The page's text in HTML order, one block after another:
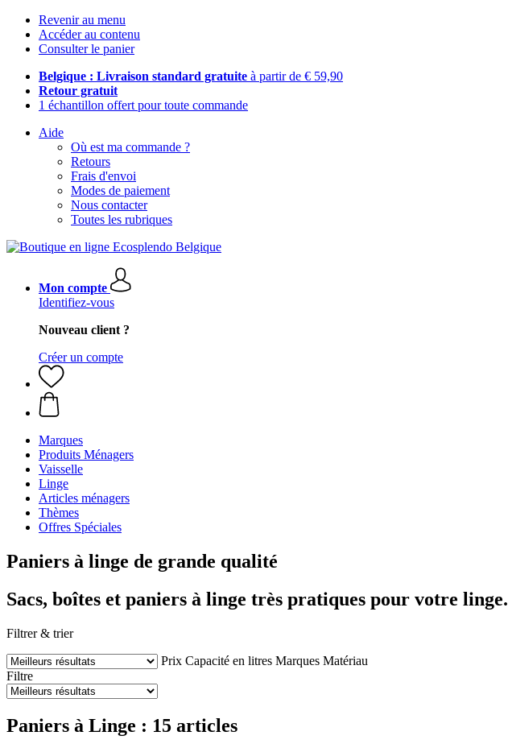
Revenir au menu
Accéder au contenu
Consulter le panier
Belgique : Livraison standard gratuite à partir de € 59,90
Retour gratuit
1 échantillon offert pour toute commande
Aide
Où est ma commande ?
Retours
Frais d'envoi
Modes de paiement
Nous contacter
Toutes les rubriques
Mon compte
Identifiez-vous
Nouveau client ?
Créer un compte
Marques
Produits Ménagers
Vaisselle
Linge
Articles ménagers
Thèmes
Offres Spéciales
Paniers à linge de grande qualité
Sacs, boîtes et paniers à linge très pratiques pour votre linge.
Filtrer & trier
Prix Capacité en litres Marques Matériau
Filtre
Paniers à Linge : 15 articles